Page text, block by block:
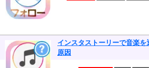
インスタストーリーで音楽
原因